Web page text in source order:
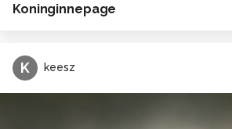
Koninginnepage
K keesz